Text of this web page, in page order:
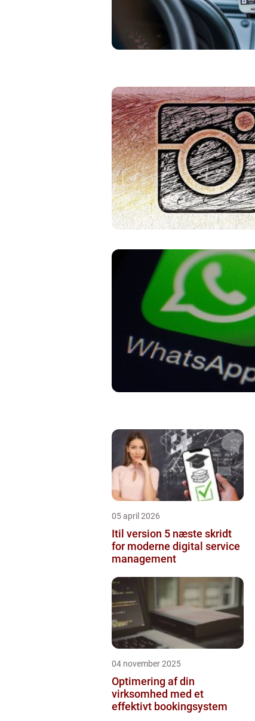
05 april 2026
Itil version 5 næste skridt
for moderne digital service
management
04 november 2025
Optimering af din
virksomhed med et
effektivt bookingsystem